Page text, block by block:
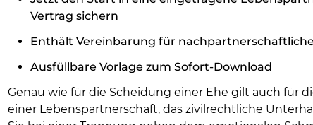
Vertrag sichern
Enthält Vereinbarung für
Ausfüllbare Vorlage zum Sofort-Download
Genau wie für die Scheidung einer Ehe gilt auch für
einer Lebenspartnerschaft, das zivilrechtliche